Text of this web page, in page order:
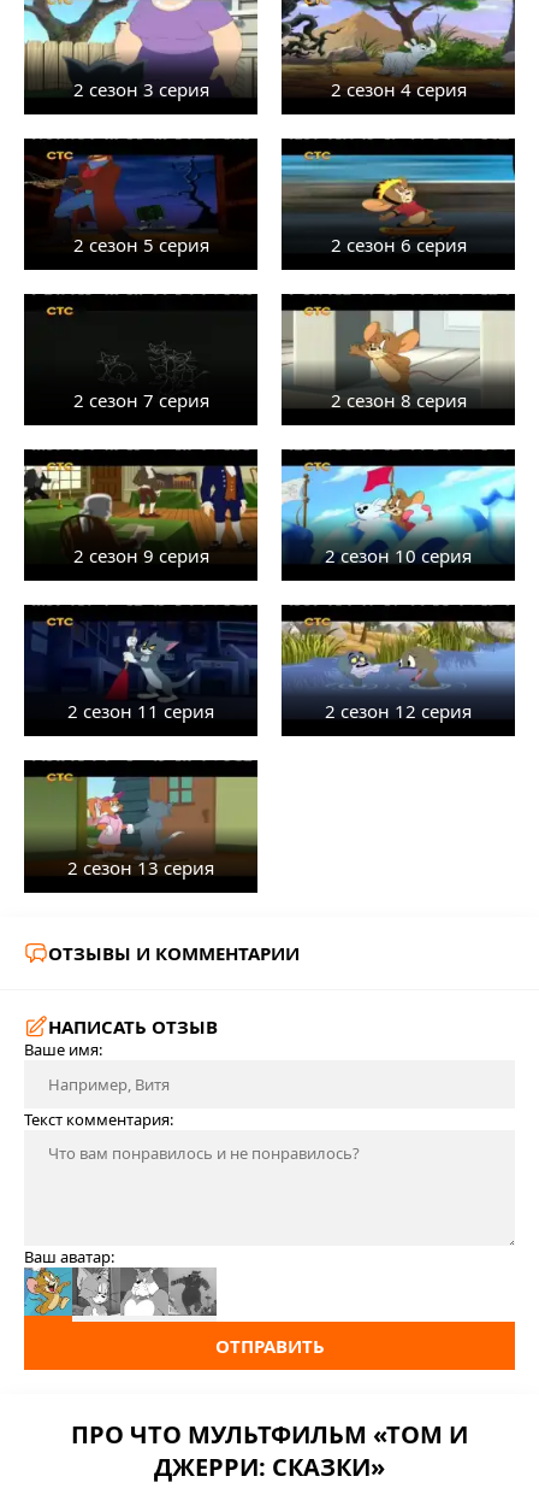
2 сезон 3 серия 2 сезон 4 серия
2 сезон 5 серия 2 сезон 6 серия
2 сезон 7 серия 2 сезон 8 серия
2 сезон 9 серия 2 сезон 10 серия
2 сезон 11 серия 2 сезон 12 серия
2 сезон 13 серия
ОТЗЫВЫ И КОММЕНТАРИИ
НАПИСАТЬ ОТЗЫВ
Ваше имя:
Текст комментария:
Ваш аватар:
ОТПРАВИТЬ
ПРО ЧТО МУЛЬТФИЛЬМ «ТОМ И
ДЖЕРРИ: СКАЗКИ»